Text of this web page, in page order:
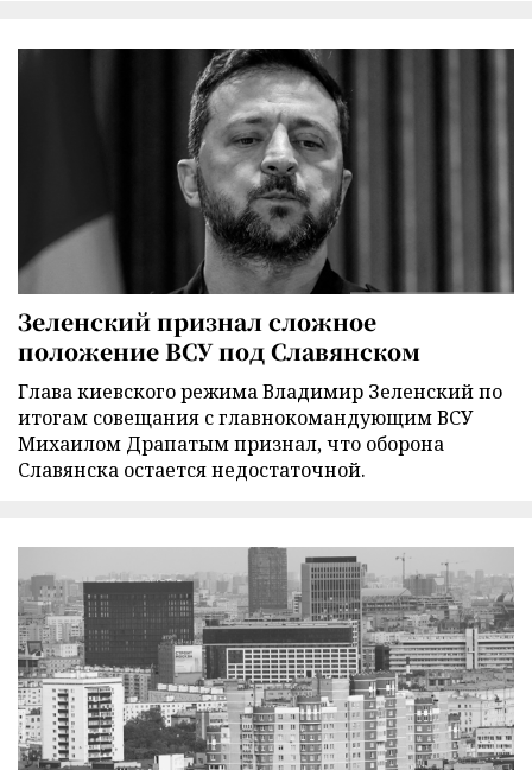
Зеленский признал сложное
положение ВСУ под Славянском
Глава киевского режима Владимир Зеленский по
итогам совещания с главнокомандующим ВСУ
Михаилом Драпатым признал, что оборона
Славянска остается недостаточной.